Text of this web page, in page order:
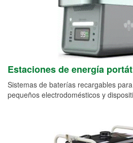
Estaciones de energía
Sistemas de baterías recargables
pequeños electrodomésticos y